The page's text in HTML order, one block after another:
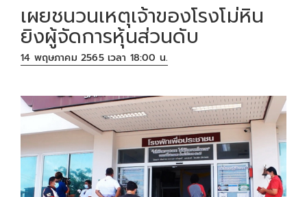
เผยชนวนเหตุเจ้าของโรงโม่หิน
ยิงผู้จัดการหุ้นส่วนดับ
14 พฤษภาคม 2565 เวลา 18:00 น.